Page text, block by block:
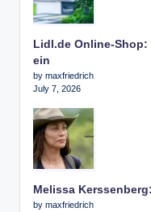
Lidl.de Online-
ein
by maxfriedrich
July 7, 2026
Melissa
by maxfriedrich